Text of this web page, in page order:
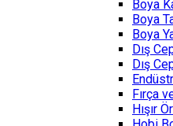
Boya
Boya
Boya
Dış
Dış
Fırça
Hışır